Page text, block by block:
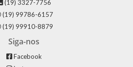
(19) 3327-7756
(19) 99786-6157
(19) 99910-8879
Siga-nos
Facebook